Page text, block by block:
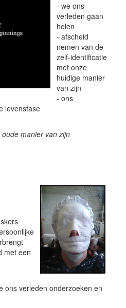
- we ons
verleden gaan
helen
- afscheid
nemen van de
zelf-identificatie
met onze
huidige manier
van zijn
- ons
levensfase
manier van zijn
met een
ons verleden onderzoeken en